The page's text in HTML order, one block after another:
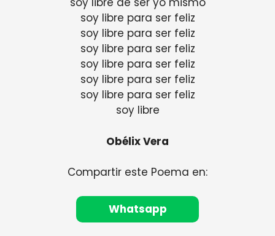
soy libre para ser feliz
soy libre para ser feliz
soy libre para ser feliz
soy libre para ser feliz
soy libre para ser feliz
soy libre para ser feliz
soy libre
Obélix Vera
Compartir este Poema en:
Whatsapp